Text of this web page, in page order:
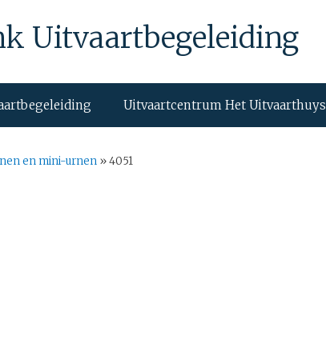
Uitvaartbegeleiding
Uitvaartcentrum Het Uitvaarthuys
en mini-urnen »4051